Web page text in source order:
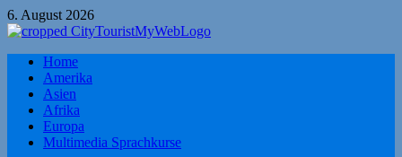
Zum
Inhalt
6. August 2026
Citytourist Reise Tipps
Urlaub, Ferien, Flüge, Freizeit, Reise
Home
Amerika
Asien
Afrika
Europa
Multimedia Sprachkurse